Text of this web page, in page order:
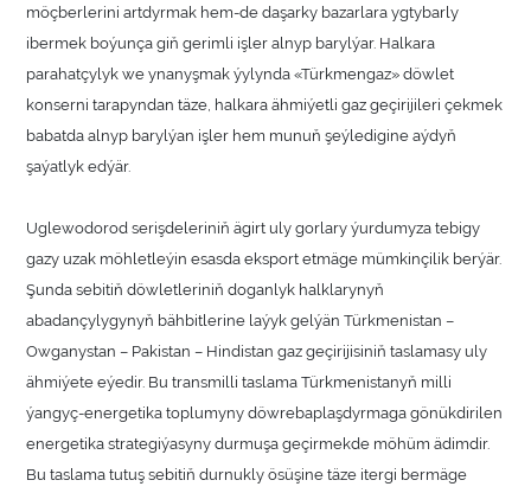
möçberlerini artdyrmak hem-de daşarky bazarlara ygtybarly
ibermek boýunça giň gerimli işler alnyp barylýar. Halkara
parahatçylyk we ynanyşmak ýylynda «Türkmengaz» döwlet
konserni tarapyndan täze, halkara ähmiýetli gaz geçirijileri çekmek
babatda alnyp barylýan işler hem munuň şeýledigine aýdyň
şaýatlyk edýär.
Uglewodorod serişdeleriniň ägirt uly gorlary ýurdumyza tebigy
gazy uzak möhletleýin esasda eksport etmäge mümkinçilik berýär.
Şunda sebitiň döwletleriniň doganlyk halklarynyň
abadançylygynyň bähbitlerine laýyk gelýän Türkmenistan –
Owganystan – Pakistan – Hindistan gaz geçirijisiniň taslamasy uly
ähmiýete eýedir. Bu transmilli taslama Türkmenistanyň milli
ýangyç-energetika toplumyny döwrebaplaşdyrmaga gönükdirilen
energetika strategiýasyny durmuşa geçirmekde möhüm ädimdir.
Bu taslama tutuş sebitiň durnukly ösüşine täze itergi bermäge